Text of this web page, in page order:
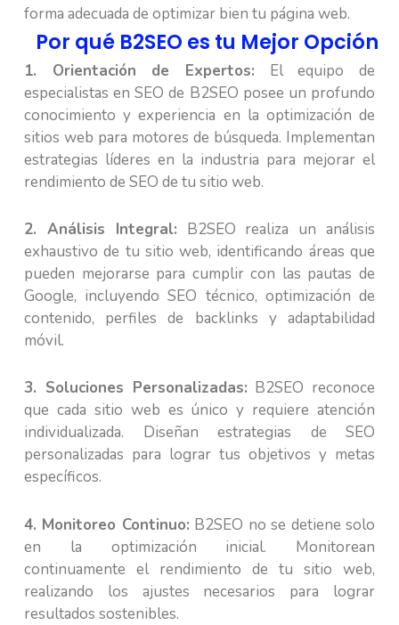
forma adecuada de optimizar bien tu página web.
Por qué B2SEO es tu Mejor Opción
1. Orientación de Expertos: El equipo de
especialistas en SEO de B2SEO posee un profundo
conocimiento y experiencia en la optimización de
sitios web para motores de búsqueda. Implementan
estrategias líderes en la industria para mejorar el
rendimiento de SEO de tu sitio web.
2. Análisis Integral: B2SEO realiza un análisis
exhaustivo de tu sitio web, identificando áreas que
pueden mejorarse para cumplir con las pautas de
Google, incluyendo SEO técnico, optimización de
contenido, perfiles de backlinks y adaptabilidad
móvil.
3. Soluciones Personalizadas: B2SEO reconoce
que cada sitio web es único y requiere atención
individualizada. Diseñan estrategias de SEO
personalizadas para lograr tus objetivos y metas
específicos.
4. Monitoreo Continuo: B2SEO no se detiene solo
en la optimización inicial. Monitorean
continuamente el rendimiento de tu sitio web,
realizando los ajustes necesarios para lograr
resultados sostenibles.